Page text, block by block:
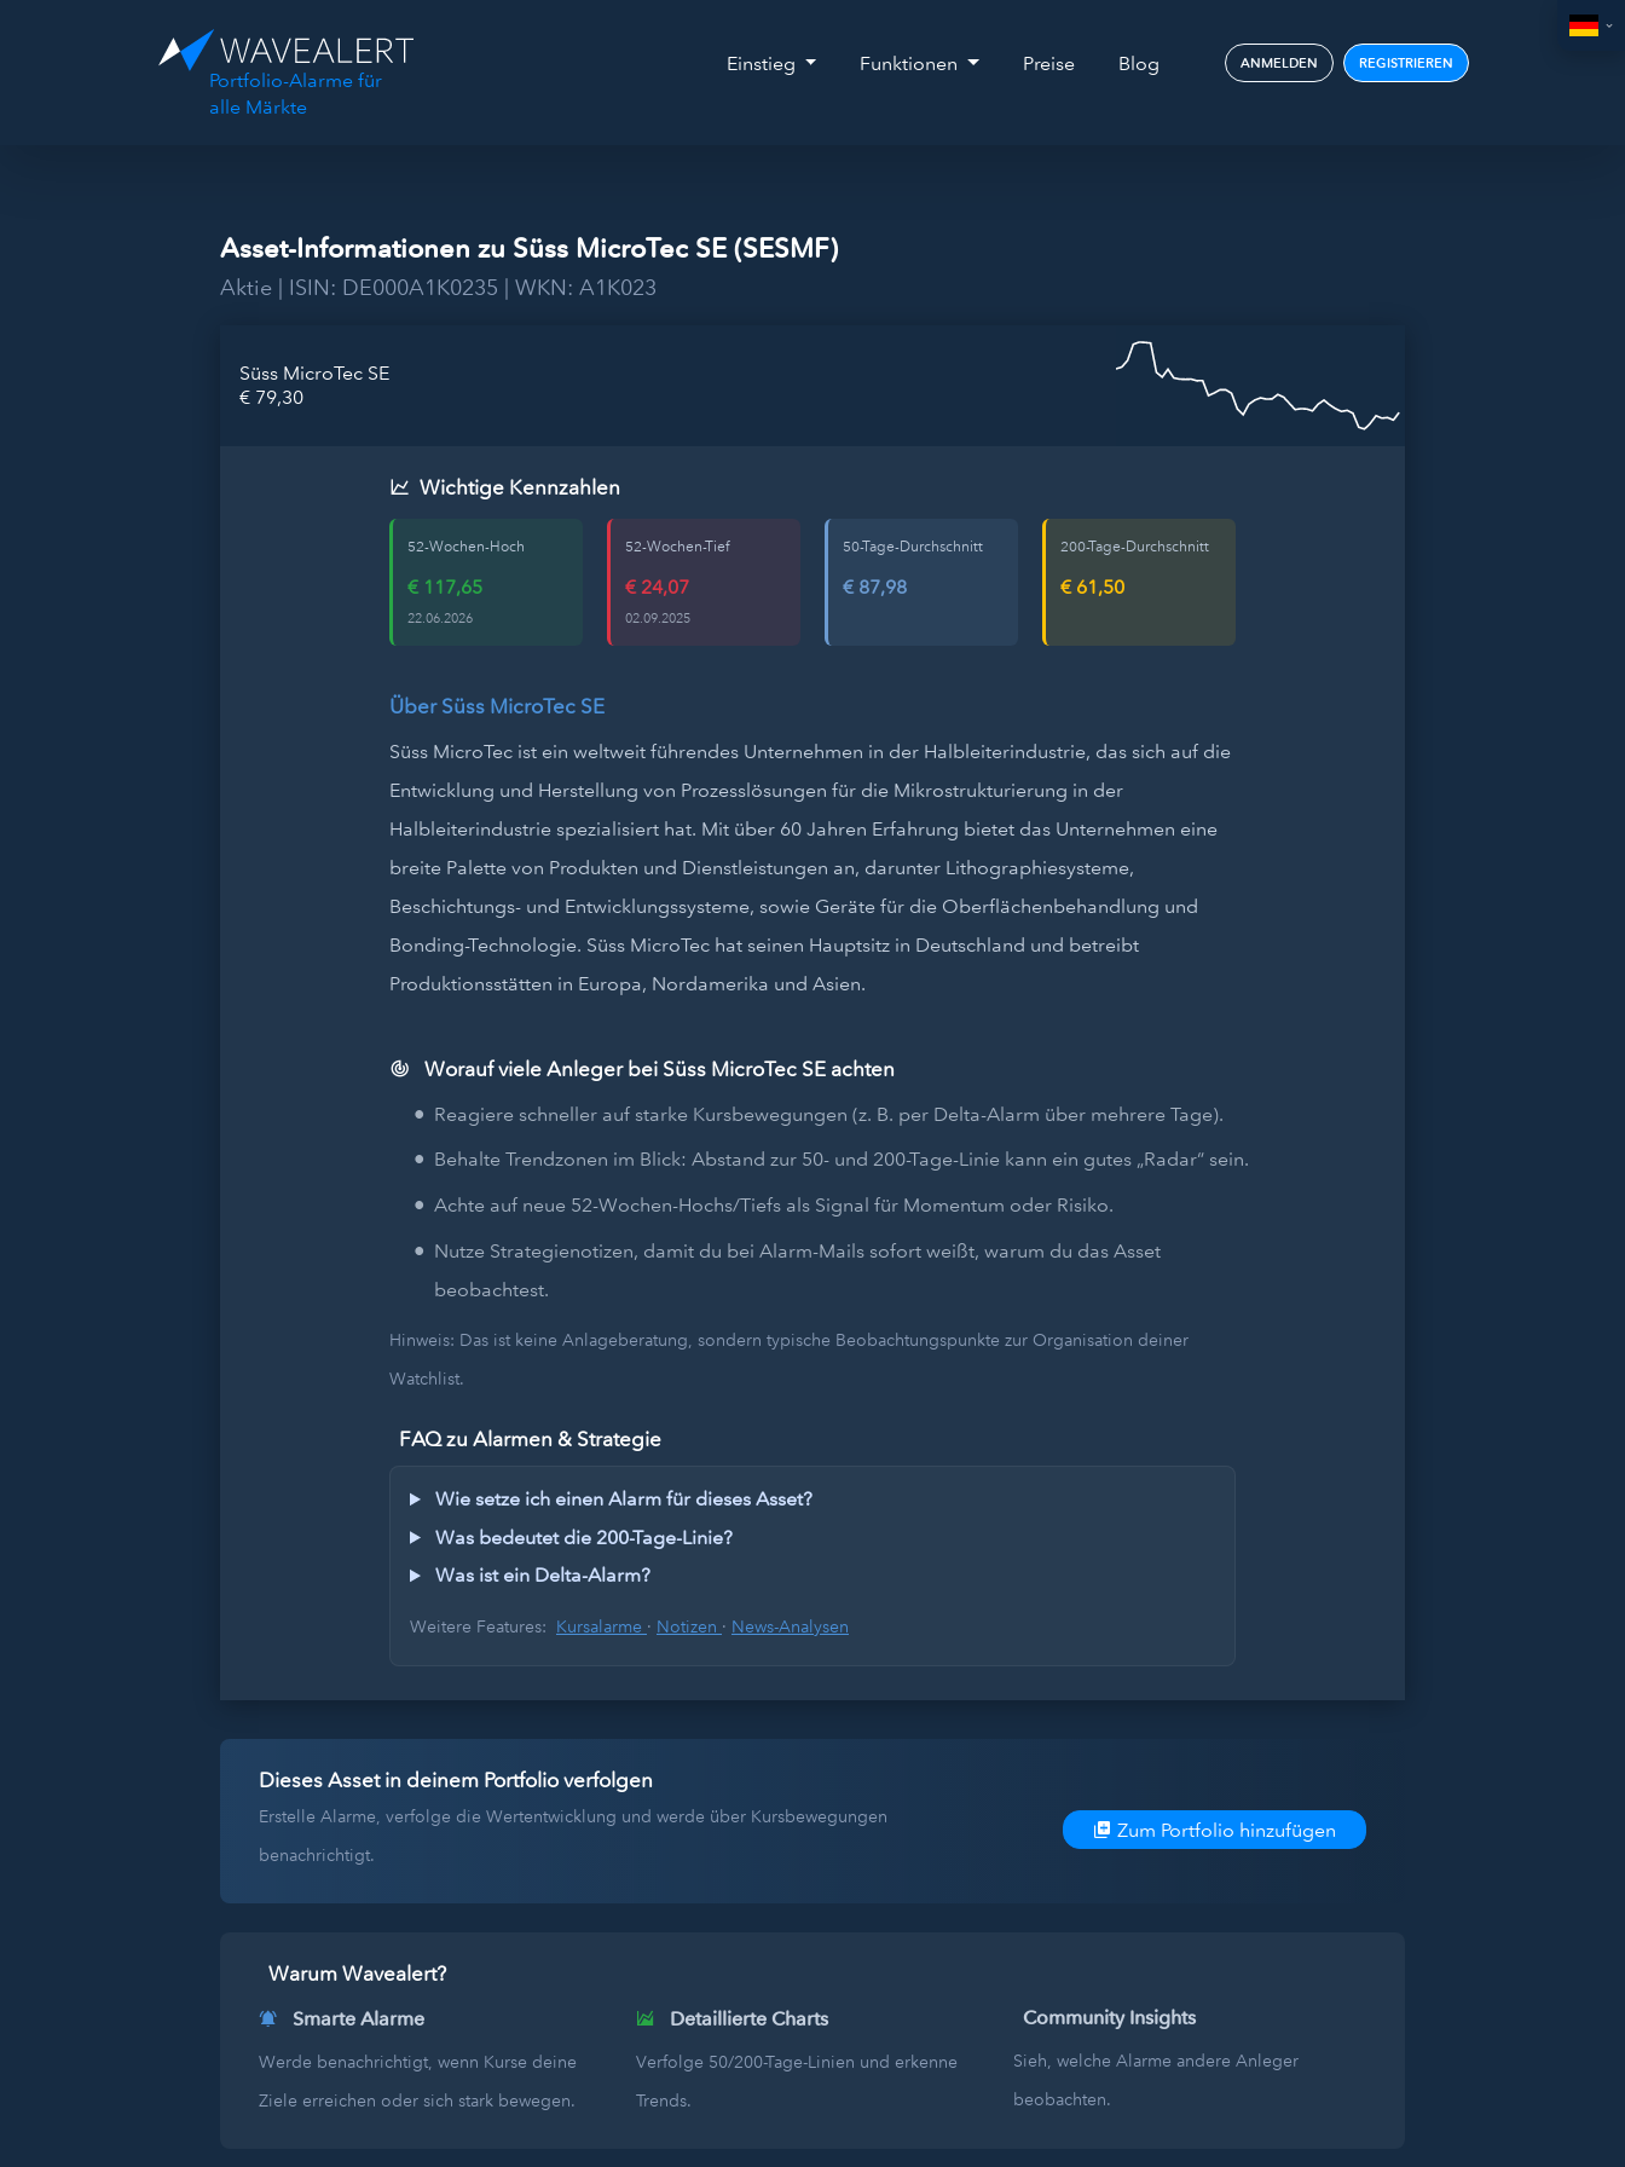
Portfolio-Alarme für
alle Märkte
Einstieg Funktionen Preise Blog ANMELDEN REGISTRIEREN
Asset-Informationen zu Süss MicroTec SE (SESMF)
Aktie | ISIN: DE000A1K0235 | WKN: A1K023
Süss MicroTec SE
€ 79,30
Wichtige Kennzahlen
52-Wochen-Hoch
€ 117,65
22.06.2026
52-Wochen-Tief
€ 24,07
02.09.2025
50-Tage-Durchschnitt
€ 87,98
200-Tage-Durchschnitt
€ 61,50
Über Süss MicroTec SE
Süss MicroTec ist ein weltweit führendes Unternehmen in der Halbleiterindustrie, das sich auf die
Entwicklung und Herstellung von Prozesslösungen für die Mikrostrukturierung in der
Halbleiterindustrie spezialisiert hat. Mit über 60 Jahren Erfahrung bietet das Unternehmen eine
breite Palette von Produkten und Dienstleistungen an, darunter Lithographiesysteme,
Beschichtungs- und Entwicklungssysteme, sowie Geräte für die Oberflächenbehandlung und
Bonding-Technologie. Süss MicroTec hat seinen Hauptsitz in Deutschland und betreibt
Produktionsstätten in Europa, Nordamerika und Asien.
Worauf viele Anleger bei Süss MicroTec SE achten
Reagiere schneller auf starke Kursbewegungen (z. B. per Delta-Alarm über mehrere Tage).
Behalte Trendzonen im Blick: Abstand zur 50- und 200-Tage-Linie kann ein gutes „Radar“ sein.
Achte auf neue 52-Wochen-Hochs/Tiefs als Signal für Momentum oder Risiko.
Nutze Strategienotizen, damit du bei Alarm-Mails sofort weißt, warum du das Asset
beobachtest.
Hinweis: Das ist keine Anlageberatung, sondern typische Beobachtungspunkte zur Organisation deiner
Watchlist.
FAQ zu Alarmen & Strategie
Wie setze ich einen Alarm für dieses Asset?
Was bedeutet die 200-Tage-Linie?
Was ist ein Delta-Alarm?
Weitere Features: Kursalarme · Notizen · News-Analysen
Dieses Asset in deinem Portfolio verfolgen
Erstelle Alarme, verfolge die Wertentwicklung und werde über Kursbewegungen
benachrichtigt.
Zum Portfolio hinzufügen
Warum Wavealert?
Smarte Alarme
Werde benachrichtigt, wenn Kurse deine
Ziele erreichen oder sich stark bewegen.
Detaillierte Charts
Verfolge 50/200-Tage-Linien und erkenne
Trends.
Community Insights
Sieh, welche Alarme andere Anleger
beobachten.